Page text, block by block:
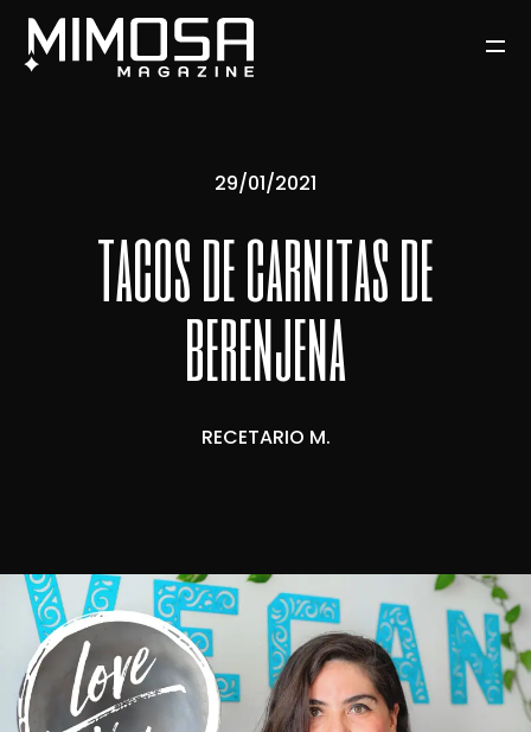
29/01/2021
tacos de carnitas de
berenjena
RECETARIO M.